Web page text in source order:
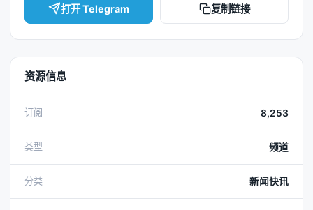
打开 Telegram 复制链接
资源信息
订阅 8,253
类型 频道
分类 新闻快讯